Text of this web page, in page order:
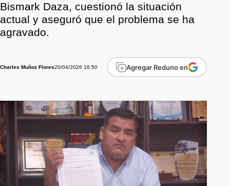
Bismark Daza, cuestionó la situación
actual y aseguró que el problema se ha
agravado.
Charles Muñoz Flores20/04/2026 16:50 Agregar Reduno en